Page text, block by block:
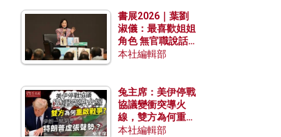
書展2026｜葉劉
淑儀：最喜歡姐姐
角色 無官職說話
包袱少
本社編輯部
兔主席：美伊停戰
協議變衝突導火
線，雙方為何重啟
戰爭？伊朗一早洞
本社編輯部